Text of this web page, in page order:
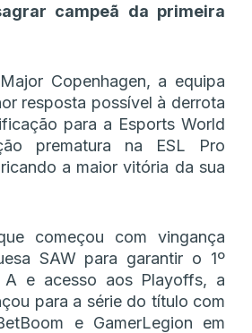
campeã da primeira
Copenhagen, a equipa
resposta possível à derrota
para a Esports World
prematura na ESL Pro
a maior vitória da sua
começou com vingança
SAW para garantir o 1º
A e acesso aos Playoffs, a
para a série do título com
e GamerLegion em